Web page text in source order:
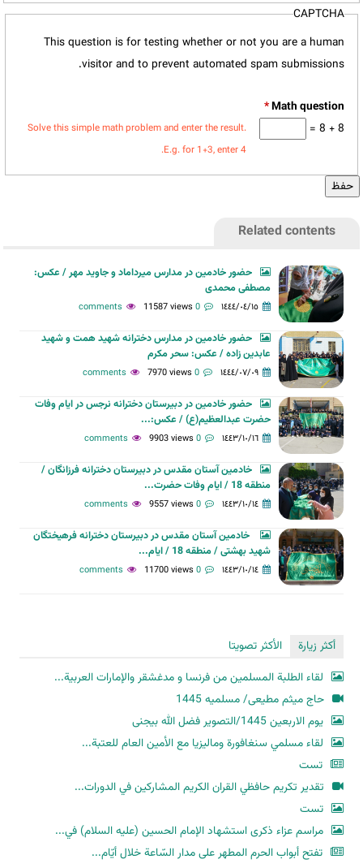
CAPTCHA
This question is for testing whether or not you are a human
visitor and to prevent automated spam submissions.
*
8 + 8 =
Solve this simple math problem and enter the result.
E.g. for 1+3, enter 4.
Related contents
حضور خادمین در مدارس میرداماد و جاوید مهر / عکس:
مصطفی محمدی
١٤٤٤/٠٤/١٥ 0 comments
11587 views
حضور خادمین در مدارس دخترانه شهید همت و شهید
عابدین زاده / عکس: سحر مکرم
١٤٤٤/٠٧/٠٩ 0 comments
7970 views
حضور خادمین در دبیرستان دخترانه نرجس در ایام وفات
حضرت عبدالعظیم(ع) / عکس:...
١٤٤٣/١٠/١٦ 0 comments
9903 views
خادمین آستان مقدس در دبیرستان دخترانه فرزانگان /
منطقه 18 / ایام وفات حضرت...
١٤٤٣/١٠/١٤ 0 comments
9557 views
خادمین آستان مقدس در دبیرستان دخترانه فرهیختگان
شهید بهشتی / منطقه 18 / ایام...
١٤٤٣/١٠/١٤ 0 comments
11700 views
أكثر زيارة
الأكثر تصويتا
لقاء الطلبة المسلمين من فرنسا و مدغشقر والإمارات العربية...
حاج میثم مطیعی/ مسلمیه 1445
یوم الاربعین 1445/التصویر فضل الله بیجنی
لقاء مسلمي سنغافورة وماليزيا مع الأمين العام للعتبة...
تست
تقدير تكريم حافظي القران الكريم المشاركين في الدورات...
تست
مراسم عزاء ذكرى استشهاد الإمام الحسين (عليه السلام) في...
تفتح أبواب الحرم المطهر على مدار السّاعة خلال أيّام...